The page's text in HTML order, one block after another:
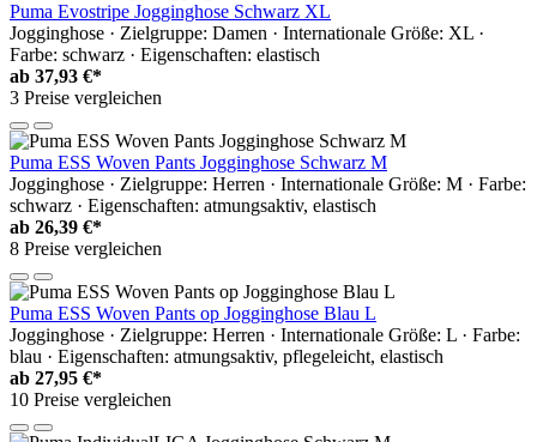
Puma Evostripe Jogginghose Schwarz XL
Jogginghose · Zielgruppe: Damen · Internationale Größe: XL ·
Farbe: schwarz · Eigenschaften: elastisch
ab 37,93 €*
3 Preise vergleichen
Puma ESS Woven Pants Jogginghose Schwarz M
Jogginghose · Zielgruppe: Herren · Internationale Größe: M · Farbe:
schwarz · Eigenschaften: atmungsaktiv, elastisch
ab 26,39 €*
8 Preise vergleichen
Puma ESS Woven Pants op Jogginghose Blau L
Jogginghose · Zielgruppe: Herren · Internationale Größe: L · Farbe:
blau · Eigenschaften: atmungsaktiv, pflegeleicht, elastisch
ab 27,95 €*
10 Preise vergleichen